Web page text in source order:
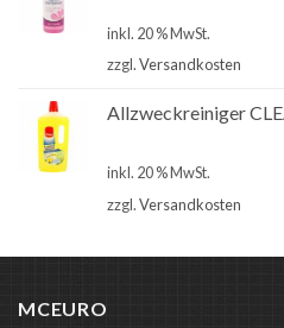
inkl. 20 % MwSt.
zzgl.Versandkosten
Allzweckreiniger
inkl. 20 % MwSt.
zzgl.Versandkosten
MCEURO